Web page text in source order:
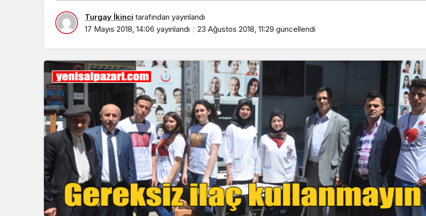
Turgay İkinci tarafından yayınlandı
17 Mayıs 2018, 14:06 yayınlandı 23 Ağustos 2018, 11:29 güncellendi